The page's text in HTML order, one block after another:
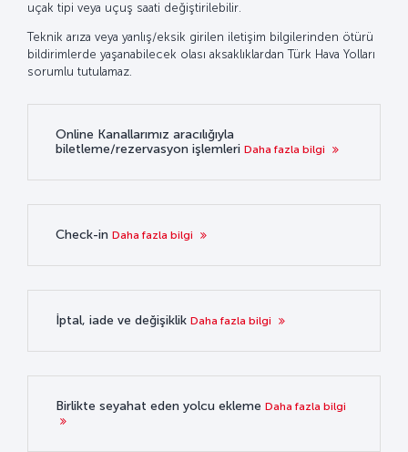
uçak tipi veya uçuş saati değiştirilebilir.
Teknik arıza veya yanlış/eksik girilen iletişim bilgilerinden ötürü
bildirimlerde yaşanabilecek olası aksaklıklardan Türk Hava Yolları
sorumlu tutulamaz.
Online Kanallarımız aracılığıyla
biletleme/rezervasyon işlemleri Daha fazla bilgi
Check-in Daha fazla bilgi
İptal, iade ve değişiklik Daha fazla bilgi
Birlikte seyahat eden yolcu ekleme Daha fazla bilgi